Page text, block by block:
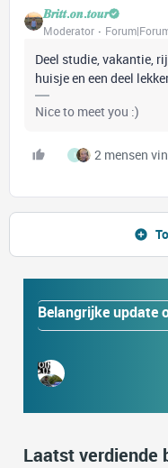
𝑩𝒓𝒊𝒕𝒕.𝒐𝒏.𝒕𝒐𝒖𝒓
Moderator
Deel studie, vakantie,
huisje en een deel
Nice to meet you :)
I 2 mensen
Belangrijke update
Laatst verdiende